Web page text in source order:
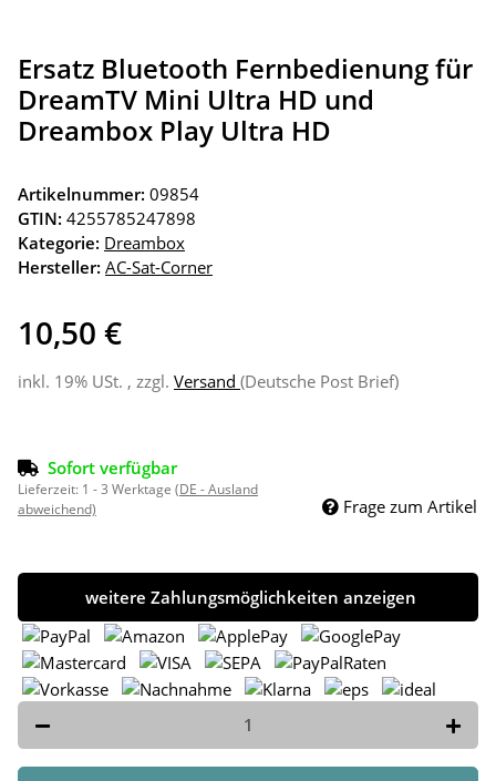
Ersatz Bluetooth Fernbedienung für
DreamTV Mini Ultra HD und
Dreambox Play Ultra HD
Artikelnummer: 09854
GTIN: 4255785247898
Kategorie: Dreambox
Hersteller: AC-Sat-Corner
10,50 €
inkl. 19% USt. , zzgl. Versand (Deutsche Post Brief)
Sofort verfügbar
Lieferzeit: 1 - 3 Werktage (DE - Ausland
abweichend)
Frage zum Artikel
weitere Zahlungsmöglichkeiten anzeigen